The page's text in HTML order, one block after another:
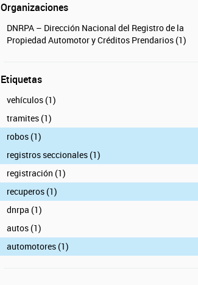
Organizaciones
DNRPA – Dirección Nacional del Registro de la
Propiedad Automotor y Créditos Prendarios (1)
Etiquetas
vehículos (1)
tramites (1)
robos (1)
registros seccionales (1)
registración (1)
recuperos (1)
dnrpa (1)
autos (1)
automotores (1)